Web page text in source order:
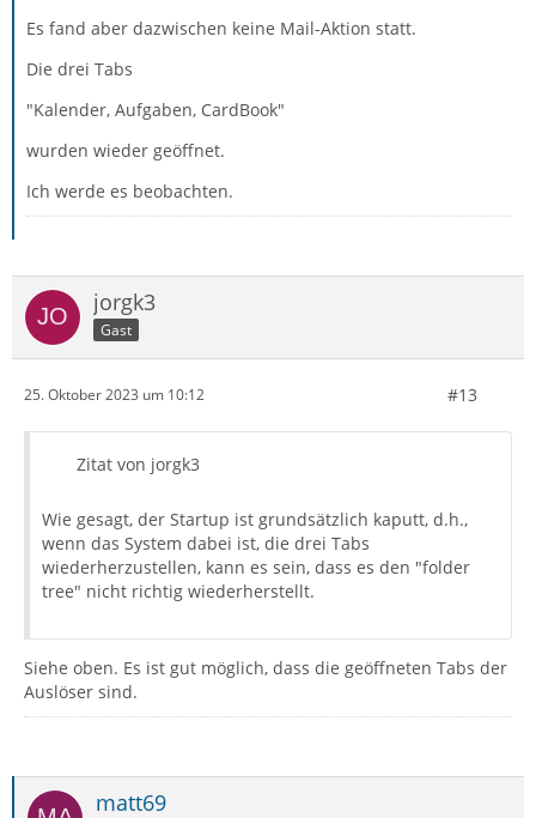
Es fand aber dazwischen keine Mail-Aktion statt.
Die drei Tabs
"Kalender, Aufgaben, CardBook"
wurden wieder geöffnet.
Ich werde es beobachten.
jorgk3
Gast
25. Oktober 2023 um 10:12 #13
Zitat von jorgk3
Wie gesagt, der Startup ist grundsätzlich kaputt, d.h.,
wenn das System dabei ist, die drei Tabs
wiederherzustellen, kann es sein, dass es den "folder
tree" nicht richtig wiederherstellt.
Siehe oben. Es ist gut möglich, dass die geöffneten Tabs der
Auslöser sind.
matt69